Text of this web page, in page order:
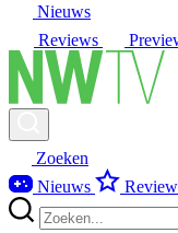
Nieuws
Reviews
Zoeken
Nieuws